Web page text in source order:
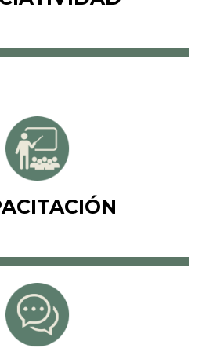
promueve la
y eleva la eficiencia
atención médica
y efectiva.
la calidad del
la satisfacción del
personal capacitado